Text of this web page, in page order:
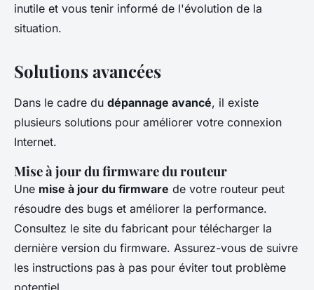
inutile et vous tenir informé de l'évolution de la
situation.
Solutions avancées
Dans le cadre du dépannage avancé, il existe
plusieurs solutions pour améliorer votre connexion
Internet.
Mise à jour du firmware du routeur
Une mise à jour du firmware de votre routeur peut
résoudre des bugs et améliorer la performance.
Consultez le site du fabricant pour télécharger la
dernière version du firmware. Assurez-vous de suivre
les instructions pas à pas pour éviter tout problème
potentiel.